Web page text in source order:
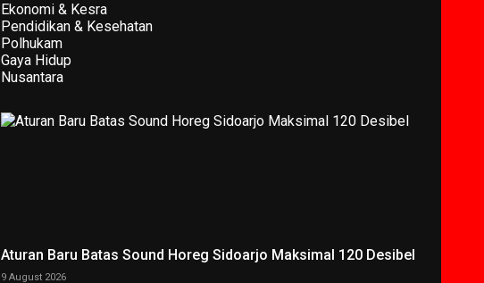
Ekonomi & Kesra
Pendidikan & Kesehatan
Polhukam
Gaya Hidup
Nusantara
Aturan Baru Batas Sound Horeg Sidoarjo Maksimal 120 Desibel
9 August 2026